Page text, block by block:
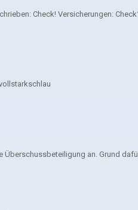
Check! Versicherungen:
an. Grund